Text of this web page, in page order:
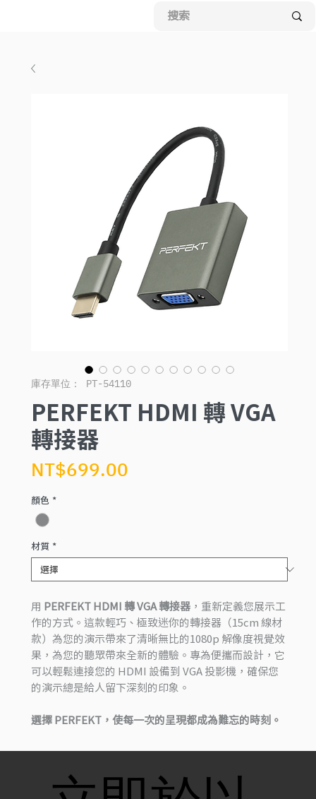
庫存單位： PT-54110
PERFEKT HDMI 轉 VGA
轉接器
NT$699.00
顏色 *
材質 *
用 PERFEKT HDMI 轉 VGA 轉接器 ，重新定義您展示工
作的方式。這款輕巧、極致迷你的轉接器（15cm 線材
款）為您的演示帶來了清晰無比的1080p 解像度視覺效
果，為您的聽眾帶來全新的體驗。專為便攜而設計，它
可以輕鬆連接您的 HDMI 設備到 VGA 投影機，確保您
的演示總是給人留下深刻的印象。
選擇 PERFEKT，使每一次的呈現都成為難忘的時刻。